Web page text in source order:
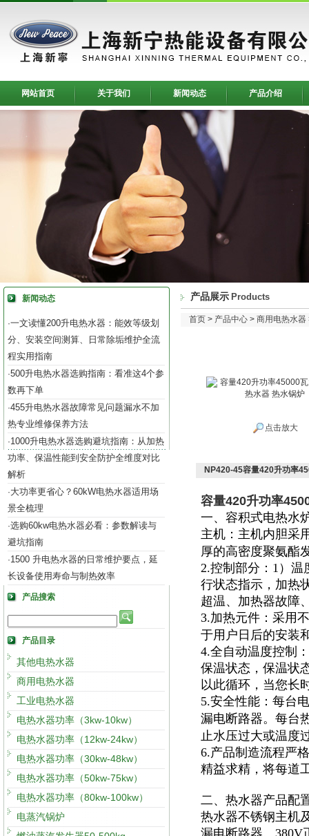
网站首页 关于我们 新闻动态 产品介绍
新闻动态
·一文读懂200升电热水器：能效等级划
分、安装空间测算、日常除垢维护全流
程实用指南
·500升电热水器选购指南：看准这4个参
数再下单
·455升电热水器故障常见问题漏水不加
热专业维修保养方法
·1000升电热水器选购避坑指南：从加热
功率、保温性能到安全防护全维度对比
解析
·大功率更省心？60kW电热水器适用场
景全梳理
·选购60kw电热水器必看：参数解读与
避坑指南
·1500 升电热水器的日常维护要点，延
长设备使用寿命与制热效率
产品搜索
产品目录
其他电热水器
商用电热水器
工业电热水器
电热水器功率（3kw-10kw）
电热水器功率（12kw-24kw）
电热水器功率（30kw-48kw）
电热水器功率（50kw-75kw）
电热水器功率（80kw-100kw）
电蒸汽锅炉
产品展示 Products
首页 > 产品中心 > 商用电热水器
点击放大
NP420-45容量420升功率
容量420升功率
一、容积式电热水
主机：主机内胆采
厚的高密度聚氨酯
2.控制部分：1）温
行状态指示，加热
超温、加热器故障
3.加热元件：采用
于用户日后的安装
4.全自动温度控制
保温状态，保温状
以此循环，当您长
5.安全性能：每台
漏电断路器。每台
止水压过大或温度
6.产品制造流程严
精益求精，将每道
二、热水器产品配
热水器不锈钢主机
漏电断路器、380V